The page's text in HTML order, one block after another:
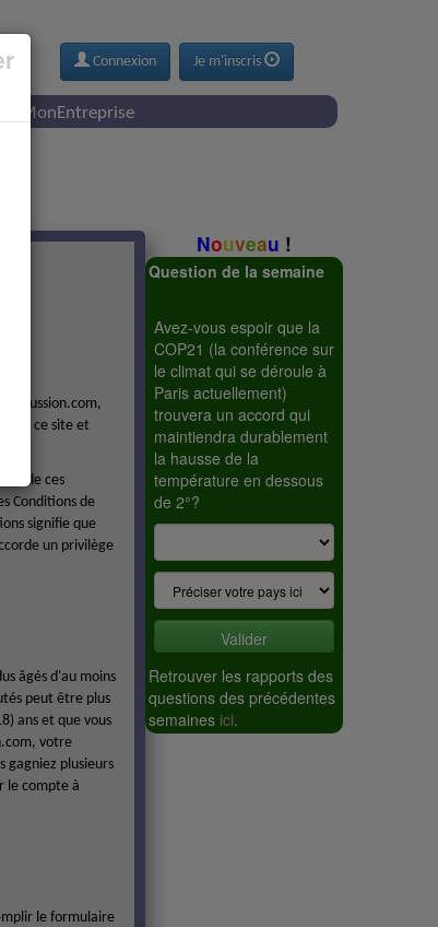
Connexion Je m'inscris
cMonEntreprise
pas ce site et
de ces
Conditions de
signifie que
un privilège
âgés d'au moins
peut être plus
ans et que vous
votre
gagniez plusieurs
le compte à
le formulaire
Nouveau !
Question de la semaine
Avez-vous espoir que la
COP21 (la conférence sur
le climat qui se déroule à
Paris actuellement)
trouvera un accord qui
maintiendra durablement
la hausse de la
température en dessous
de 2°?
Valider
Retrouver les rapports des
questions des précédentes
semaines ici.